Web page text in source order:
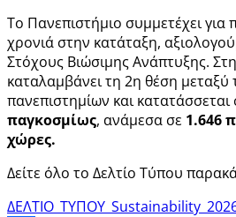
Το Πανεπιστήμιο συμμετέχει
χρονιά στην κατάταξη,
Στόχους Βιώσιμης Ανάπτυξης.
καταλαμβάνει τη 2η θέση μεταξύ
πανεπιστημίων και κατατάσσεται
παγκοσμίως, ανάμεσα σε 1.646
χώρες.
Δείτε όλο το Δελτίο Τύπου